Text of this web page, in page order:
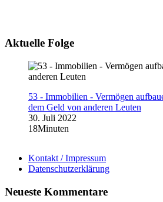
Aktuelle Folge
53 - Immobilien - Vermögen
dem Geld von anderen Leuten
30. Juli 2022
18Minuten
Kontakt / Impressum
Datenschutzerklärung
Neueste Kommentare